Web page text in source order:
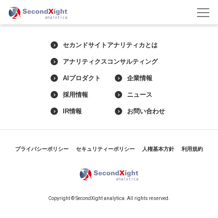
セカンドサイトアナリティカとは
アナリティクスコンサルティング
AIプロダクト 企業情報
採用情報 ニュース
IR情報 お問い合わせ
プライバシーポリシー セキュリティーポリシー 人権基本方針 利用規約
Copyright © SecondXight analytica. All rights reserved.